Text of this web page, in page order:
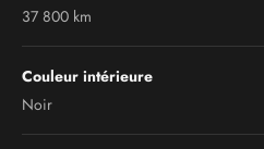
37 800 km
Couleur intérieure
Noir